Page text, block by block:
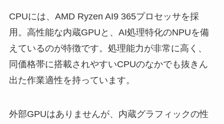
CPUには、AMD Ryzen AI9 365プロセッサを採
用。高性能な内蔵GPUと、AI処理特化のNPUを備
えているのが特徴です。処理能力が非常に高く、
同価格帯に搭載されやすいCPUのなかでも抜きん
出た作業適性を持っています。
外部GPUはありませんが、内蔵グラフィックの性